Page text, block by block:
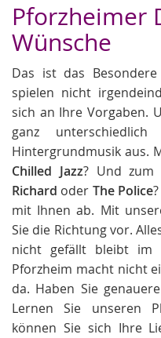
Pforzheimer
Wünsche
Das ist das
spielen nicht
sich an Ihre Vorgaben.
ganz
Hintergrundmusik aus.
Chilled Jazz? Und zum
Richard oder The Police
mit Ihnen ab. Mit
Sie die Richtung vor.
nicht gefällt bleibt im
Pforzheim macht nicht
da. Haben Sie
Lernen Sie unseren
können Sie sich Ihre